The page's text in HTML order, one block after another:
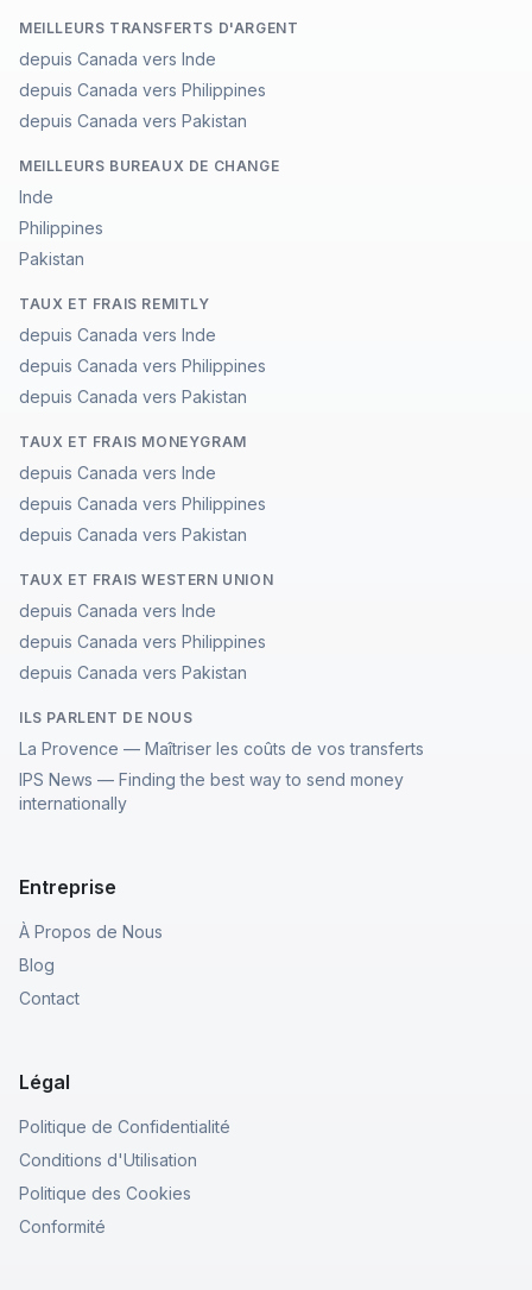
MEILLEURS TRANSFERTS D'ARGENT
depuis Canada vers Inde
depuis Canada vers Philippines
depuis Canada vers Pakistan
MEILLEURS BUREAUX DE CHANGE
Inde
Philippines
Pakistan
TAUX ET FRAIS REMITLY
depuis Canada vers Inde
depuis Canada vers Philippines
depuis Canada vers Pakistan
TAUX ET FRAIS MONEYGRAM
depuis Canada vers Inde
depuis Canada vers Philippines
depuis Canada vers Pakistan
TAUX ET FRAIS WESTERN UNION
depuis Canada vers Inde
depuis Canada vers Philippines
depuis Canada vers Pakistan
ILS PARLENT DE NOUS
La Provence — Maîtriser les coûts de vos transferts
IPS News — Finding the best way to send money
internationally
Entreprise
À Propos de Nous
Blog
Contact
Légal
Politique de Confidentialité
Conditions d'Utilisation
Politique des Cookies
Conformité